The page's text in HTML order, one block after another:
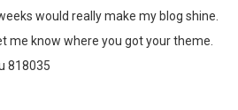
would really make my blog shine.
me know where you got your theme.
818035